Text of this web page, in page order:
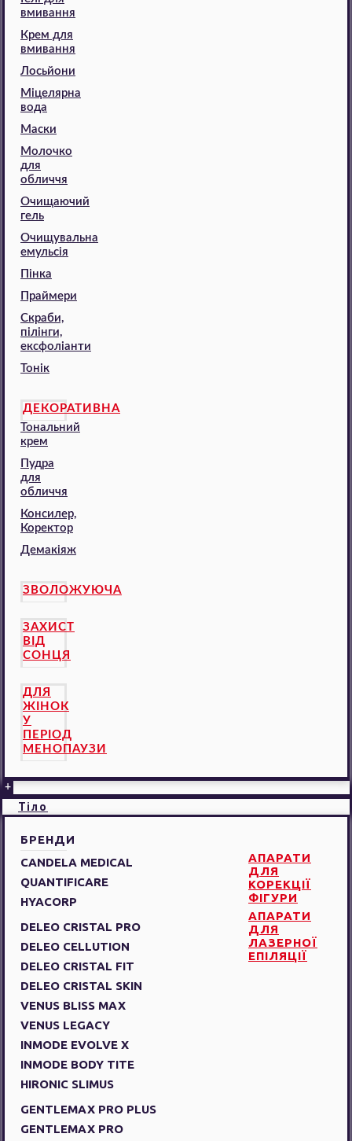
вмивання
Крем для
вмивання
Лосьйони
Міцелярна
вода
Маски
Молочко
для
обличчя
Очищаючий
гель
Очищувальна
емульсія
Пінка
Праймери
Скраби,
пілінги,
ексфоліанти
Тонік
ДЕКОРАТИВНА
Тональний
крем
Пудра
для
обличчя
Консилер,
Коректор
Демакіяж
ЗВОЛОЖУЮЧА
ЗАХИСТ
ВІД
СОНЦЯ
ДЛЯ
ЖІНОК
У
ПЕРІОД
МЕНОПАУЗИ
+
Тіло
БРЕНДИ
CANDELA MEDICAL
QUANTIFICARE
HYACORP
АПАРАТИ
ДЛЯ
КОРЕКЦІЇ
ФІГУРИ
DELEO CRISTAL PRO
DELEO CELLUTION
DELEO CRISTAL FIT
DELEO CRISTAL SKIN
VENUS BLISS MAX
VENUS LEGACY
INMODE EVOLVE X
INMODE BODY TITE
HIRONIC SLIMUS
АПАРАТИ
ДЛЯ
ЛАЗЕРНОЇ
ЕПІЛЯЦІЇ
GENTLEMAX PRO PLUS
GENTLEMAX PRO